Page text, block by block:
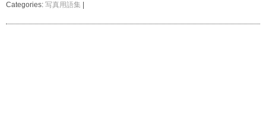
Categories: 写真用語集